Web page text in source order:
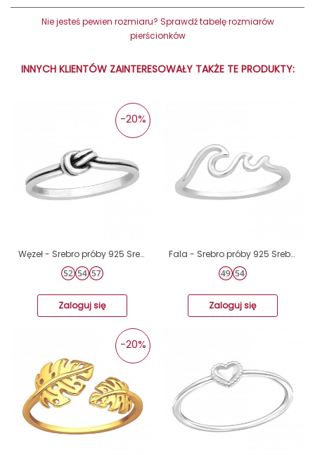
Nie jesteś pewien rozmiaru? Sprawdź tabelę rozmiarów
pierścionków
INNYCH KLIENTÓW ZAINTERESOWAŁY TAKŻE TE PRODUKTY:
Węzeł - Srebro próby 925 Srebrne pierścionki A4S45227
-20%
Zaloguj się
Fala - Srebro próby 925 Srebrne pierścionki A4S41431
Zaloguj się
-20%